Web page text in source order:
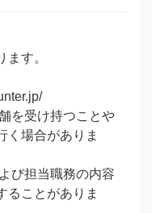
す。
く場合がありま
ることがありま